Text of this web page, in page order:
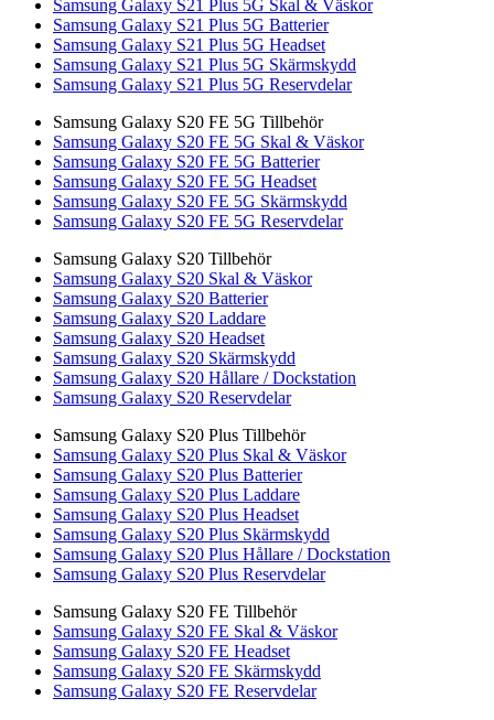
Samsung Galaxy S21 Plus 5G Skal & Väskor
Samsung Galaxy S21 Plus 5G Batterier
Samsung Galaxy S21 Plus 5G Headset
Samsung Galaxy S21 Plus 5G Skärmskydd
Samsung Galaxy S21 Plus 5G Reservdelar
Samsung Galaxy S20 FE 5G Tillbehör
Samsung Galaxy S20 FE 5G Skal & Väskor
Samsung Galaxy S20 FE 5G Batterier
Samsung Galaxy S20 FE 5G Headset
Samsung Galaxy S20 FE 5G Skärmskydd
Samsung Galaxy S20 FE 5G Reservdelar
Samsung Galaxy S20 Tillbehör
Samsung Galaxy S20 Skal & Väskor
Samsung Galaxy S20 Batterier
Samsung Galaxy S20 Laddare
Samsung Galaxy S20 Headset
Samsung Galaxy S20 Skärmskydd
Samsung Galaxy S20 Hållare / Dockstation
Samsung Galaxy S20 Reservdelar
Samsung Galaxy S20 Plus Tillbehör
Samsung Galaxy S20 Plus Skal & Väskor
Samsung Galaxy S20 Plus Batterier
Samsung Galaxy S20 Plus Laddare
Samsung Galaxy S20 Plus Headset
Samsung Galaxy S20 Plus Skärmskydd
Samsung Galaxy S20 Plus Hållare / Dockstation
Samsung Galaxy S20 Plus Reservdelar
Samsung Galaxy S20 FE Tillbehör
Samsung Galaxy S20 FE Skal & Väskor
Samsung Galaxy S20 FE Headset
Samsung Galaxy S20 FE Skärmskydd
Samsung Galaxy S20 FE Reservdelar